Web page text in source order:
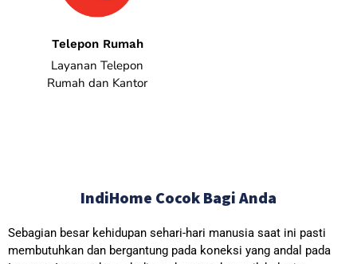
Telepon Rumah
Layanan Telepon
Rumah dan Kantor
IndiHome Cocok Bagi Anda
Sebagian besar kehidupan sehari-hari manusia saat ini pasti
membutuhkan dan bergantung pada koneksi yang andal pada